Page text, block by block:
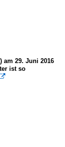
am 29. Juni 2016
ist so